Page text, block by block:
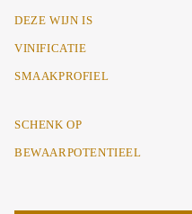
DEZE WIJN IS
VINIFICATIE
SMAAKPROFIEL
SCHENK OP
BEWAARPOTENTIEEL